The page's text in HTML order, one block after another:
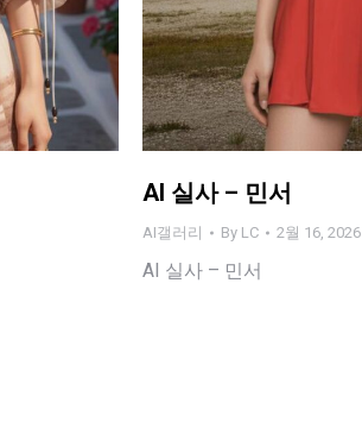
AI 실사 – 민서
AI갤러리 By LC 2월 16, 2026
AI 실사 – 민서